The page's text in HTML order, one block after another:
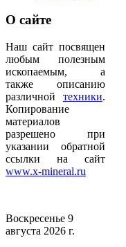
О сайте
Наш сайт посвящен
любым полезным
ископаемым, а
также описанию
различной техники.
Копирование
материалов
разрешено при
указании обратной
ссылки на сайт
www.x-mineral.ru
Воскресенье 9
августа 2026 г.